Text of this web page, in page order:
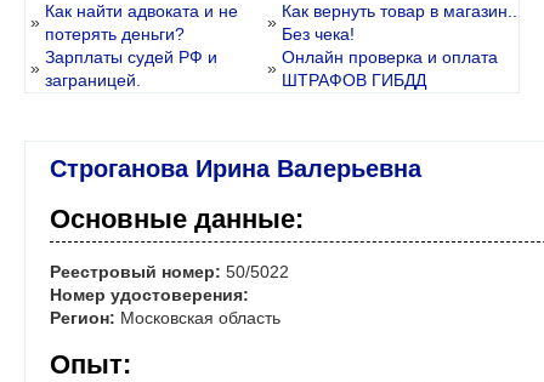
»
Как найти адвоката и не
потерять деньги?
»
Как вернуть товар в магазин..
Без чека!
»
Зарплаты судей РФ и
заграницей.
»
Онлайн проверка и оплата
ШТРАФОВ ГИБДД
Строганова Ирина Валерьевна
Основные данные:
Реестровый номер: 50/5022
Номер удостоверения:
Регион: Московская область
Опыт: